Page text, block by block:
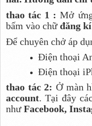
thao tác 1 : Mở
bấm vào chữđăng kí
Để chuyên chở áp
Điện thoại
Điện thoại
thao tác 2: Ở màn
account. Tại đây
nhưFacebook,